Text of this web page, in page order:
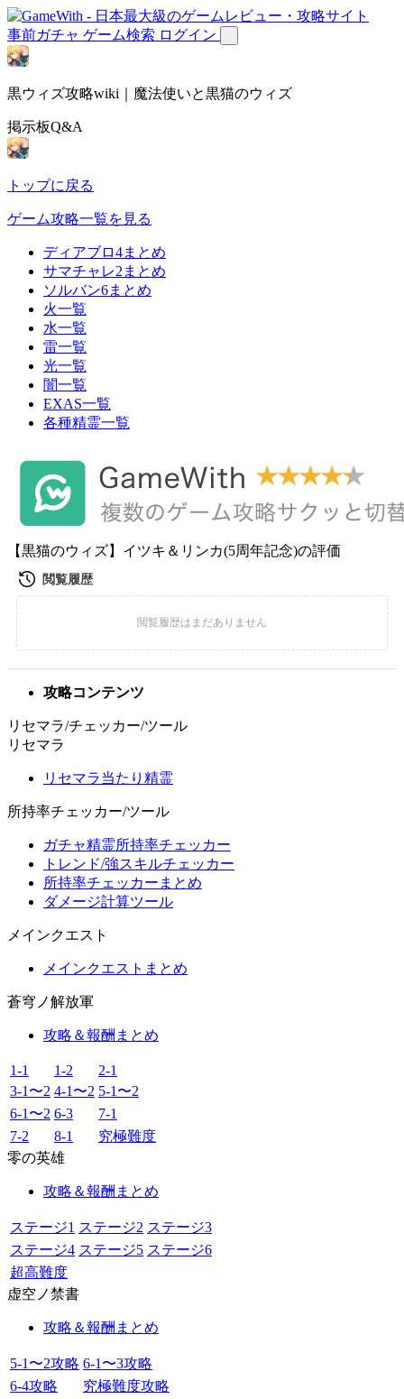
事前ガチャ ゲーム検索 ログイン
黒ウィズ攻略wiki｜魔法使いと黒猫のウィズ
掲示板Q&A
トップに戻る
ゲーム攻略一覧を見る
ディアブロ4まとめ
サマチャレ2まとめ
ソルバン6まとめ
火一覧
水一覧
雷一覧
光一覧
闇一覧
EXAS一覧
各種精霊一覧
【黒猫のウィズ】イツキ＆リンカ(5周年記念)の評価
攻略コンテンツ
リセマラ/チェッカー/ツール
リセマラ
リセマラ当たり精霊
所持率チェッカー/ツール
ガチャ精霊所持率チェッカー
トレンド/強スキルチェッカー
所持率チェッカーまとめ
ダメージ計算ツール
メインクエスト
メインクエストまとめ
蒼穹ノ解放軍
攻略＆報酬まとめ
1-1 1-2
2-1
3-1〜2 4-1〜2 5-1〜2
6-1〜2 6-3
7-1
7-2
8-1
究極難度
零の英雄
攻略＆報酬まとめ
ステージ1 ステージ2 ステージ3
ステージ4 ステージ5 ステージ6
超高難度
虚空ノ禁書
攻略＆報酬まとめ
5-1〜2攻略 6-1〜3攻略
6-4攻略
究極難度攻略